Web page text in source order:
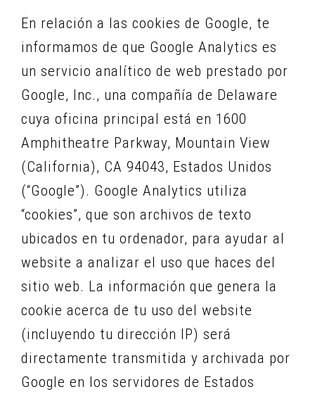
En relación a las cookies de Google, te
informamos de que Google Analytics es
un servicio analítico de web prestado por
Google, Inc., una compañía de Delaware
cuya oficina principal está en 1600
Amphitheatre Parkway, Mountain View
(California), CA 94043, Estados Unidos
(“Google”). Google Analytics utiliza
“cookies”, que son archivos de texto
ubicados en tu ordenador, para ayudar al
website a analizar el uso que haces del
sitio web. La información que genera la
cookie acerca de tu uso del website
(incluyendo tu dirección IP) será
directamente transmitida y archivada por
Google en los servidores de Estados